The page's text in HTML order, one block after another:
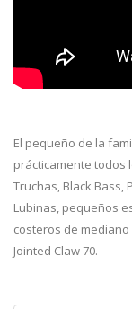
El pequeño de la
prácticamente todos
Truchas, Black Bass,
Lubinas, pequeños
costeros de
Jointed Claw 70.